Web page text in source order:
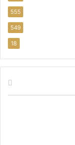
555
549
18